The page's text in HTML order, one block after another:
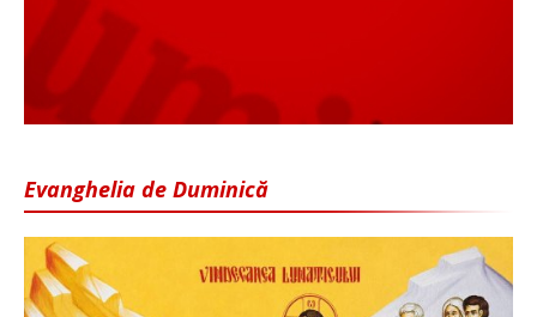
Evanghelia de Duminică